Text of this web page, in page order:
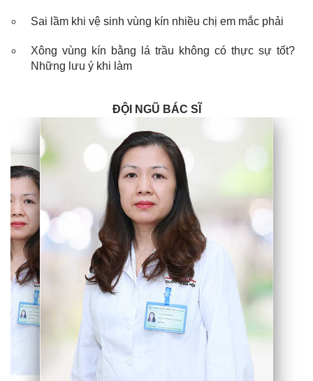
Sai lầm khi vệ sinh vùng kín nhiều chị em mắc phải
Xông vùng kín bằng lá trầu không có thực sự tốt?
Những lưu ý khi làm
ĐỘI NGŨ BÁC SĨ